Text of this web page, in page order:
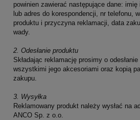
powinien zawierać następujące dane: imię
lub adres do korespondencji, nr telefonu,
produktu i przyczyna reklamacji, data
wady.
2. Odesłanie produktu
Składając reklamację prosimy o
wszystkimi jego akcesoriami oraz kopią
zakupu.
3. Wysyłka
Reklamowany produkt należy wysłać na
ANCO Sp. z o.o.